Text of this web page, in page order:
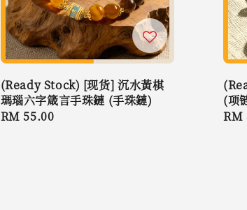
(Ready Stock) [现货] 沉水黃棋
瑪瑙六字箴言手珠鏈 (手珠鏈)
Regular
RM 55.00
(项
RM